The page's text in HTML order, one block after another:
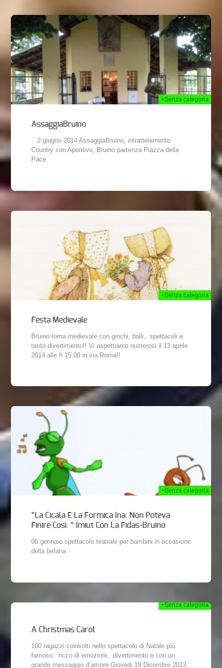
+Senza categoria
AssaggiaBruino
2 giugno 2014 AssaggiaBruino, intrattenimento
Country con Aperitivo, Bruino partenza Piazza della
Pace
+Senza categoria
Festa Medievale
Bruino torna medievale con giochi, balli, spettacoli e
tanto divertimento!! Vi aspettiamo numerosi il 13 aprile
2014 alle h 15:00 in via Roma!!
+Senza categoria
“La Cicala E La Formica Ina: Non Poteva
Finire Così. ” Imiut Con La Fidas-Bruino
06 gennaio spettacolo teatrale per bambini in occasione
della befana
+Senza categoria
A Christmas Carol
100 ragazzi coinvolti nello spettacolo di Natale più
famoso, ricco di emozioni, divertimento e con un
grande messaggio d’amore.Giovedi 19 Dicembre 2013,